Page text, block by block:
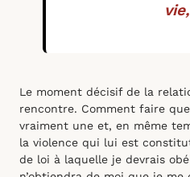
Le moment décisif de la
rencontre. Comment faire
vraiment une et, en même
la violence qui lui est
de loi à laquelle je devrais